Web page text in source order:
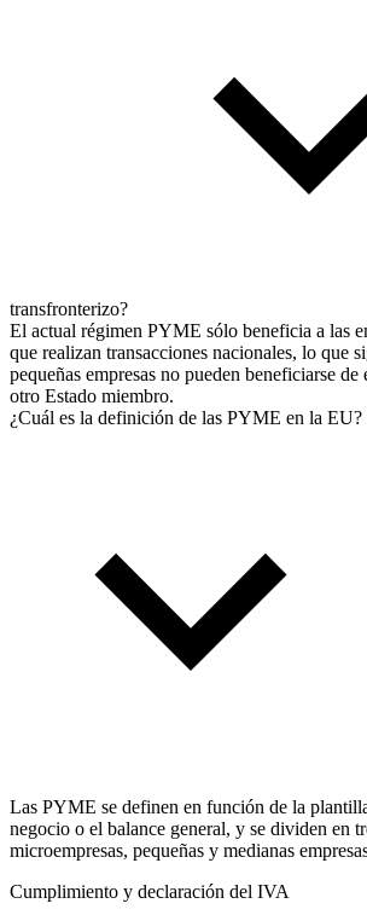
transfronterizo?
El actual régimen PYME sólo beneficia a las
que realizan transacciones nacionales, lo que
pequeñas empresas no pueden beneficiarse de
otro Estado miembro.
¿Cuál es la definición de las PYME en la EU?
Las PYME se definen en función de la
negocio o el balance general, y se dividen en
microempresas, pequeñas y medianas
Cumplimiento y declaración del IVA